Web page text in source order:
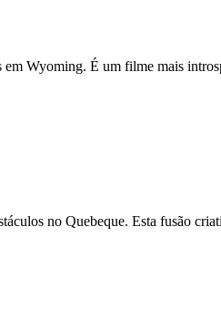
Wyoming. É um filme mais
no Quebeque. Esta fusão